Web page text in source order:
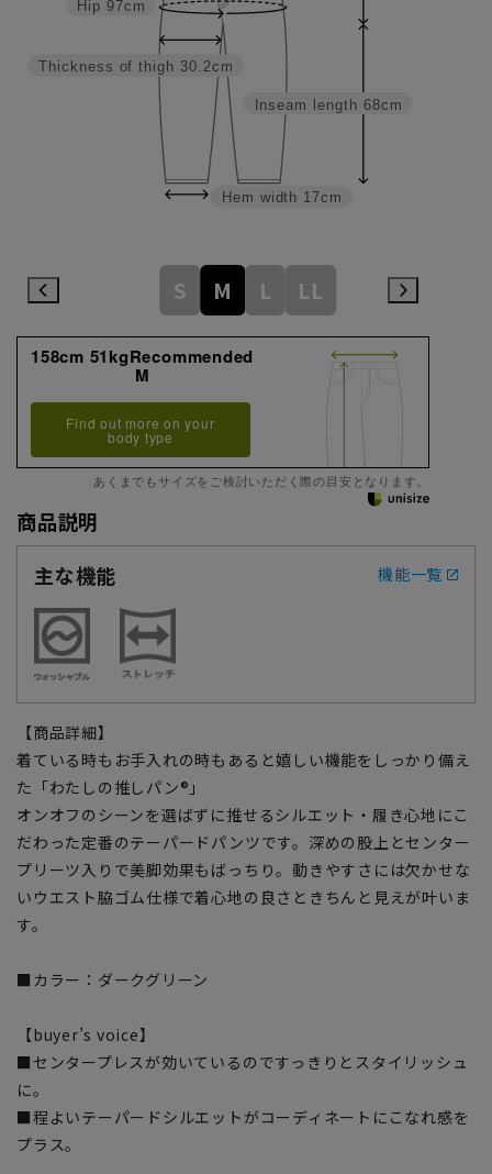
Inseam length 68cm
Hem width 17cm
Thickness of thigh 30.2cm
Hip 97cm
S M L LL
158cm 51kgRecommended
M
Find out more on your
body type
あくまでもサイズをご検討いただく際の目安となります。
商品説明
主な機能
機能一覧
【商品詳細】
着ている時もお手入れの時もあると嬉しい機能をしっかり備え
た「わたしの推しパン®」
オンオフのシーンを選ばずに推せるシルエット・履き心地にこ
だわった定番のテーパードパンツです。深めの股上とセンター
プリーツ入りで美脚効果もばっちり。動きやすさには欠かせな
いウエスト脇ゴム仕様で着心地の良さときちんと見えが叶いま
す。
■カラー：ダークグリーン
【buyer’s voice】
■センタープレスが効いているのですっきりとスタイリッシュ
に。
■程よいテーパードシルエットがコーディネートにこなれ感を
プラス。